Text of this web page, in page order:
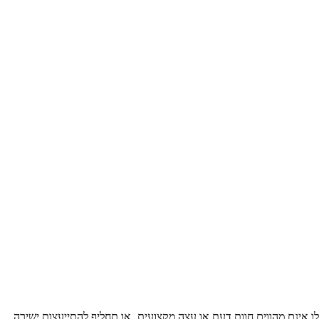
מהווים חוות דעת או עצה מקצועיתˎ או תחליף להתייעצות ישירה